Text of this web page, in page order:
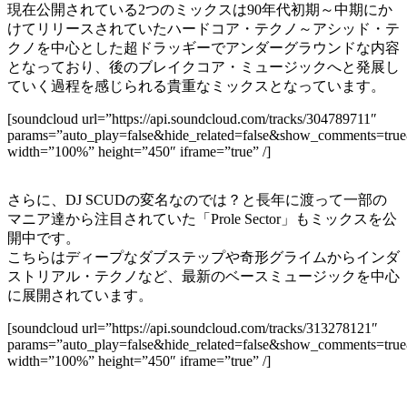
現在公開されている2つのミックスは90年代初期～中期にか
けてリリースされていたハードコア・テクノ～アシッド・テ
クノを中心とした超ドラッギーでアンダーグラウンドな内容
となっており、後のブレイクコア・ミュージックへと発展し
ていく過程を感じられる貴重なミックスとなっています。
[soundcloud url=”https://api.soundcloud.com/tracks/304789711″
width=”100%” height=”450″ iframe=”true” /]
さらに、DJ SCUDの変名なのでは？と長年に渡って一部の
マニア達から注目されていた「Prole Sector」もミックスを公
開中です。
こちらはディープなダブステップや奇形グライムからインダ
ストリアル・テクノなど、最新のベースミュージックを中心
に展開されています。
[soundcloud url=”https://api.soundcloud.com/tracks/313278121″
width=”100%” height=”450″ iframe=”true” /]